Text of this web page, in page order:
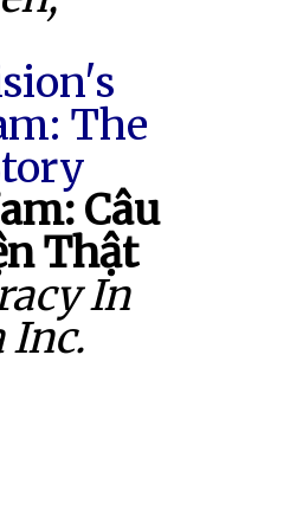
The
Câu
Thật
In
Inc.